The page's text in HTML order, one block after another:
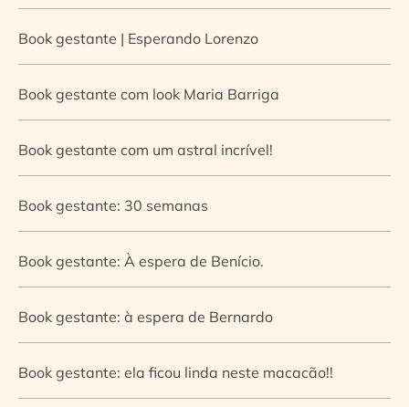
Book gestante | Esperando Lorenzo
Book gestante com look Maria Barriga
Book gestante com um astral incrível!
Book gestante: 30 semanas
Book gestante: À espera de Benício.
Book gestante: à espera de Bernardo
Book gestante: ela ficou linda neste macacão!!